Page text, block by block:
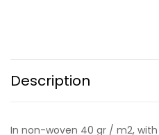
Description
In non-woven 40 gr / m2, with